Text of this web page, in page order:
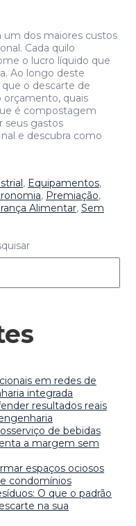
um dos maiores custos
Cada quilo
o lucro líquido que
Ao longo deste
o descarte de
orçamento, quais
é compostagem
seus gastos
e descubra como
, Equipamentos,
, Premiação,
Alimentar, Sem
em redes de
integrada
resultados reais
de bebidas
a margem sem
espaços ociosos
condomínios
O que o padrão
na sua